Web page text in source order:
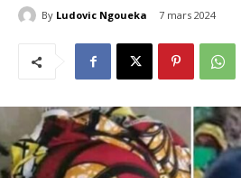
By Ludovic Ngoueka 7 mars 2024